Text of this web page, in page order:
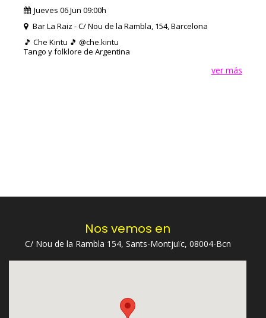
Jueves 06 Jun 09:00h
Bar La Raiz - C/ Nou de la Rambla, 154, Barcelona
🎵 Che Kintu 🎵 @che.kintu
Tango y folklore de Argentina
ver más
Nos vemos en
C/ Nou de la Rambla 154, Sants-Montjuïc, 08004-Bcn